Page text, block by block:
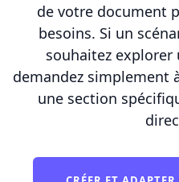
de votre document
besoins. Si un
souhaitez explorer
demandez simplement
une section